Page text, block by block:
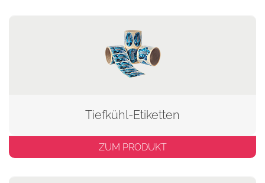
Tiefkühl-Etiketten
ZUM PRODUKT